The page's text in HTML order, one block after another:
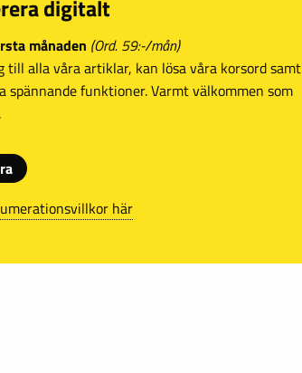
digitalt
månaden (Ord. 59:-/mån)
till alla våra artiklar, kan lösa våra korsord samt
spännande funktioner. Varmt välkommen som
här